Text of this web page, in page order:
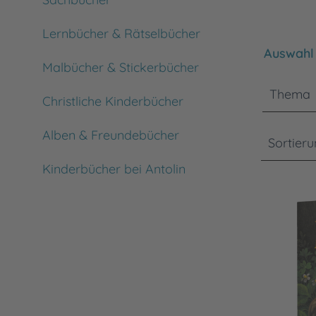
Lernbücher & Rätselbücher
Malbücher & Stickerbücher
Christliche Kinderbücher
Alben & Freundebücher
Kinderbücher bei Antolin
Bitte
Thema